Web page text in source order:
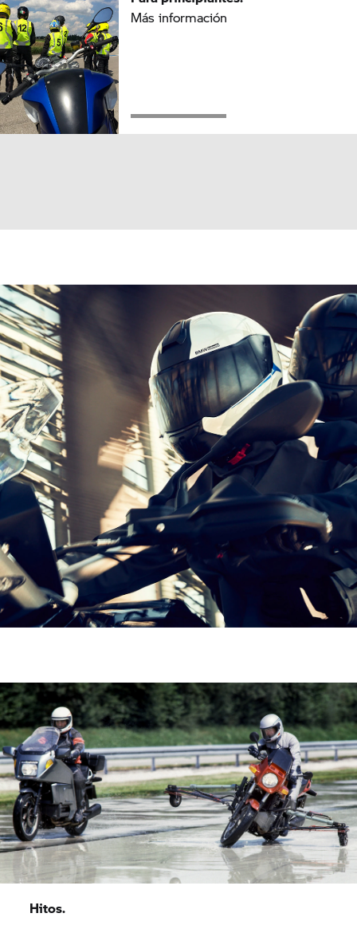
Más información
Hitos.